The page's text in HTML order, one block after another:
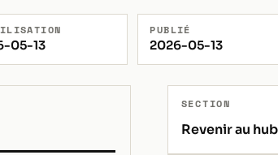
05-13
PUBLIÉ
2026-05-13
SECTION
Revenir au